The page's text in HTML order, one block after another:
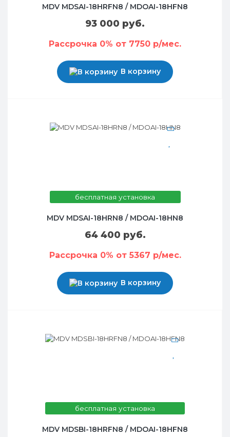
MDV MDSAI-18HRFN8 / MDOAI-18HFN8
93 000 руб.
Рассрочка 0% от 7750 р/мес.
В корзину
бесплатная установка
MDV MDSAI-18HRN8 / MDOAI-18HN8
64 400 руб.
Рассрочка 0% от 5367 р/мес.
В корзину
бесплатная установка
MDV MDSBI-18HRFN8 / MDOAI-18HFN8